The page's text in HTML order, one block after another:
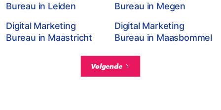
Bureau in Leiden
Bureau in Megen
Digital Marketing
Bureau in Maastricht
Digital Marketing
Bureau in Maasbommel
Volgende